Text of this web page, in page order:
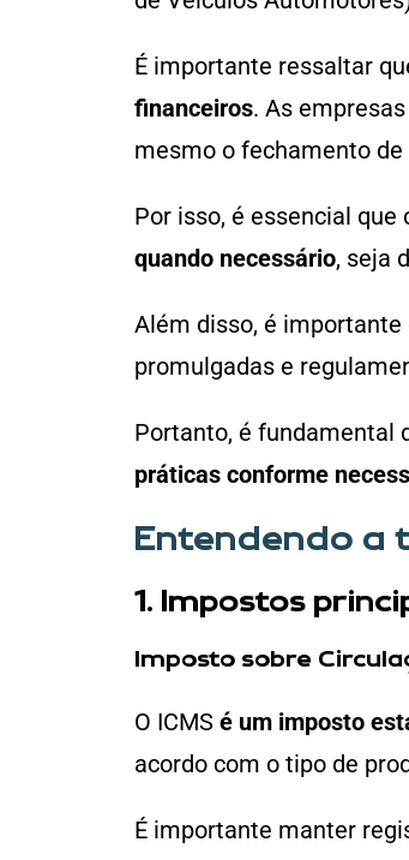
É importante ressaltar
financeiros. As
mesmo o fechamento
Por isso, é essencial
quando necessário, seja
Além disso, é
promulgadas e
Portanto, é fundamental
práticas conforme
Entendendo a
1. Impostos
Imposto sobre
O ICMS é um imposto
acordo com o tipo de
É importante manter